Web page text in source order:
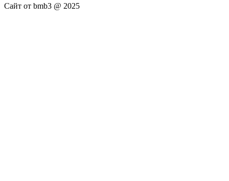
Сайт от bmb3 @ 2025